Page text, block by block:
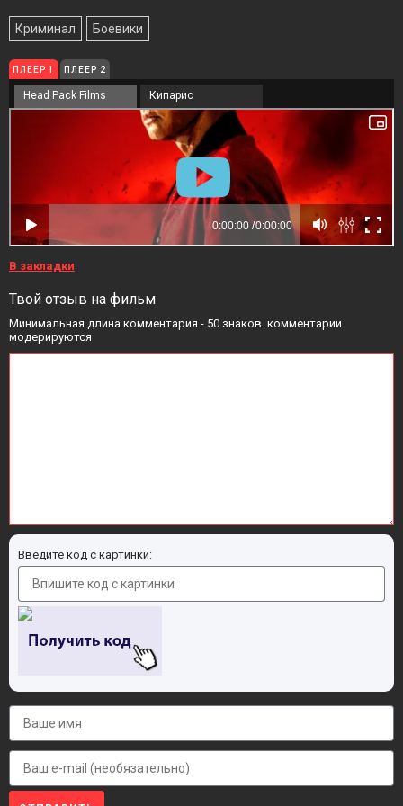
Криминал Боевики
ПЛЕЕР 1 ПЛЕЕР 2
Head Pack Films Кипарис
В закладки
Твой отзыв на фильм
Минимальная длина комментария - 50 знаков. комментарии
модерируются
Введите код с картинки: